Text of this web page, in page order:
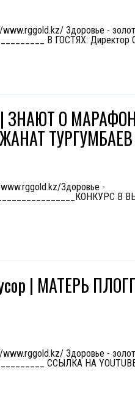
Здоровье -
В ГОСТЯХ: Директор
ЗНАЮТ О
ТУРГУМБАЕВ
Здоровье -
В
| МАТЕРЬ
Здоровье -
ССЫЛКА НА